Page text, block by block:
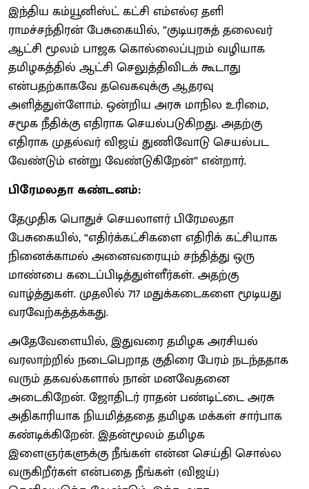
இந்திய கம்யூனிஸ்ட் கட்சி எம்எல்ஏ தளி
ராமச்சந்திரன் பேசுகையில், ”குடியரசுத் தலைவர்
ஆட்சி மூலம் பாஜக கொல்லைப்புறம் வழியாக
தமிழகத்தில் ஆட்சி செலுத்திவிடக் கூடாது
என்பதற்காகவே தவெகவுக்கு ஆதரவு
அளித்துள்ளோம். ஒன்றிய அரசு மாநில உரிமை,
சமூக நீதிக்கு எதிராக செயல்படுகிறது. அதற்கு
எதிராக முதல்வர் விஜய் துணிவோடு செயல்பட
வேண்டும் என்று வேண்டுகிறேன்” என்றார்.
பிரேமலதா கண்டனம்:
தேமுதிக பொதுச் செயலாளர் பிரேமலதா
பேசுகையில், “எதிர்க்கட்சிகளை எதிரிக் கட்சியாக
நினைக்காமல் அனைவரையும் சந்தித்து ஒரு
மாண்பை கடைப்பிடித்துள்ளீர்கள். அதற்கு
வாழ்த்துகள். முதலில் 717 மதுக்கடைகளை மூடியது
வரவேற்கத்தக்கது.
அதேவேளையில், இதுவரை தமிழக அரசியல்
வரலாற்றில் நடைபெறாத குதிரை பேரம் நடந்ததாக
வரும் தகவல்களால் நான் மனவேதனை
அடைகிறேன். ஜோதிடர் ராதன் பண்டிட்டை அரசு
அதிகாரியாக நியமித்ததை தமிழக மக்கள் சார்பாக
கண்டிக்கிறேன். இதன்மூலம் தமிழக
இளைஞர்களுக்கு நீங்கள் என்ன செய்தி சொல்ல
வருகிறீர்கள் என்பதை நீங்கள் (விஜய்)